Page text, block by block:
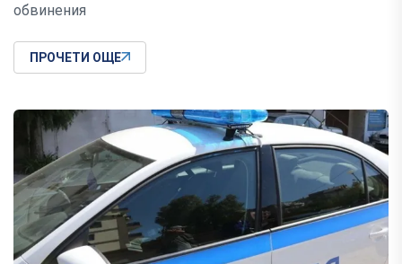
обвинения
ПРОЧЕТИ ОЩЕ